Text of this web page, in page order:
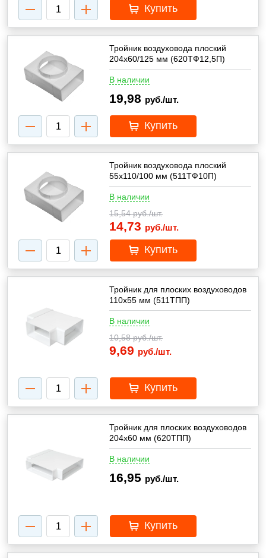
Купить
Тройник воздуховода плоский
204х60/125 мм (620ТФ12,5П)
В наличии
19,98 руб./шт.
Купить
Тройник воздуховода плоский
55х110/100 мм (511ТФ10П)
В наличии
15,54руб./шт.
14,73 руб./шт.
Купить
Тройник для плоских воздуховодов
110х55 мм (511ТПП)
В наличии
10,58руб./шт.
9,69 руб./шт.
Купить
Тройник для плоских воздуховодов
204х60 мм (620ТПП)
В наличии
16,95 руб./шт.
Купить